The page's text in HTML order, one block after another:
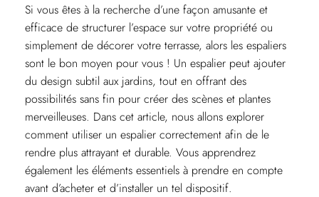
Si vous êtes à la recherche d’une façon amusante et
efficace de structurer l’espace sur votre propriété ou
simplement de décorer votre terrasse, alors les espaliers
sont le bon moyen pour vous ! Un espalier peut ajouter
du design subtil aux jardins, tout en offrant des
possibilités sans fin pour créer des scènes et plantes
merveilleuses. Dans cet article, nous allons explorer
comment utiliser un espalier correctement afin de le
rendre plus attrayant et durable. Vous apprendrez
également les éléments essentiels à prendre en compte
avant d’acheter et d’installer un tel dispositif.